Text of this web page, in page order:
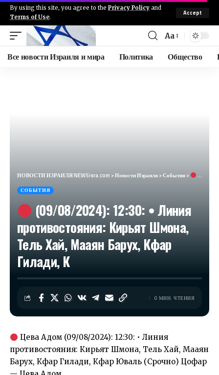
By using this site, you agree to the Privacy Policy and
Terms of Use.
Accept
Aa
Все новости Израиля и мира Политика Общество
НОВОСТИ ИЗРАИЛЯ NEWSisra.com >Новости Израиля>События>
СОБЫТИЯ
(09/08/2024): 12:30: • Линия
противостояния: Кирьят Шмона,
Тель Хай, Мааян Барух, Кфар
Гилади, К
0 МИН. ЧТЕНИЯ
Цева Адом (09/08/2024): 12:30: • Линия
противостояния: Кирьят Шмона, Тель Хай, Мааян
Барух, Кфар Гилади, Кфар Юваль (Срочно) Цофар